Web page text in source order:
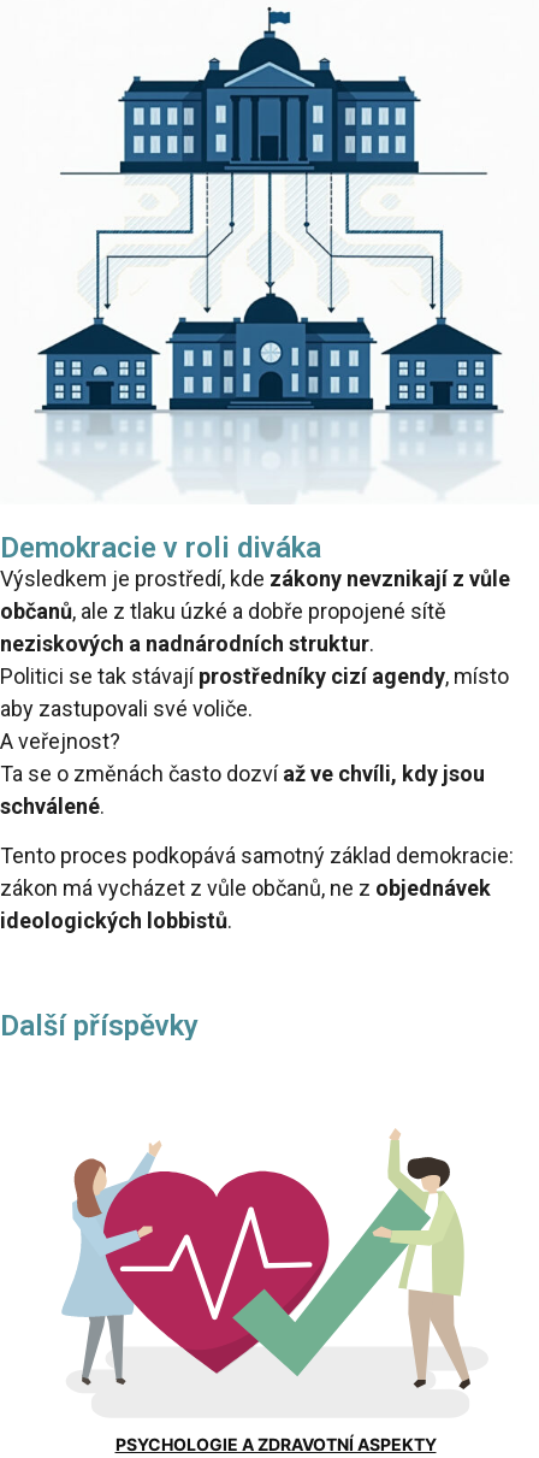
Demokracie v roli diváka
Výsledkem je prostředí, kde zákony nevznikají z vůle
občanů, ale z tlaku úzké a dobře propojené sítě
neziskových a nadnárodních struktur.
Politici se tak stávajíprostředníky cizí agendy, místo
aby zastupovali své voliče.
A veřejnost?
Ta se o změnách často dozvíaž ve chvíli, kdy jsou
schválené.
Tento proces podkopává samotný základ demokracie:
zákon má vycházet z vůle občanů, ne z objednávek
ideologických lobbistů.
Další příspěvky
Legislativní rámec genderové identity v praxi